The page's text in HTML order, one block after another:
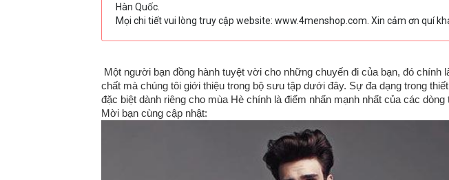
Hàn Quốc.
Mọi chi tiết vui lòng truy cập website: www.4menshop.com. Xin cảm ơn quí
Một người bạn đồng hành tuyệt vời cho những chuyến đi của bạn, đó chính
chất mà chúng tôi giới thiệu trong bộ sưu tập dưới đây. Sự đa dạng trong
đặc biệt dành riêng cho mùa Hè chính là điểm nhấn mạnh nhất của các dòng
Mời bạn cùng cập nhật: